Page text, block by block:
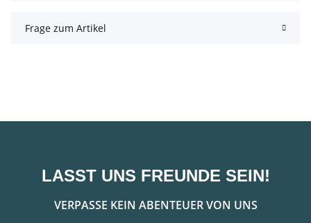
Frage zum Artikel
LASST UNS FREUNDE SEIN!
VERPASSE KEIN ABENTEUER VON UNS